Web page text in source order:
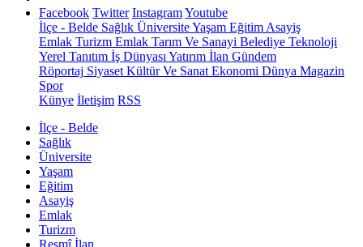
Facebook Twitter InstagramYoutube
İlçe - Belde Sağlık ÜniversiteYaşam Eğitim Asayiş
Emlak Turizm Emlak Tarım Ve Sanayi Belediye Teknoloji
Yerel Tanıtım İş Dünyası Yatırım İlan Gündem
Röportaj Siyaset Kültür Ve Sanat Ekonomi Dünya Magazin
Spor
Künye İletişim RSS
İlçe - Belde
Sağlık
Üniversite
Yaşam
Eğitim
Asayiş
Emlak
Turizm
Resmî İlan